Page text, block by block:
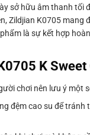
sở hữu âm thanh
Zildjian K0705
là sự kết hợp
K Sweet
chơi nên lưu ý một
đệm cao su để